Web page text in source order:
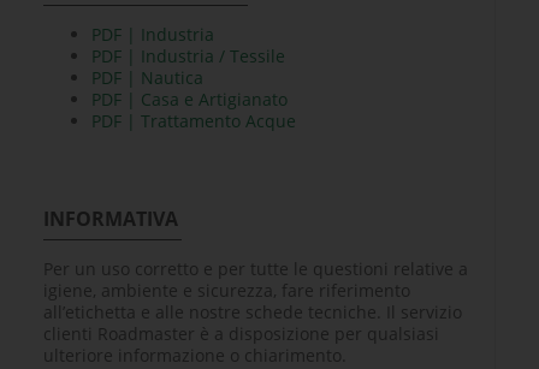
PDF | Industria
PDF | Industria / Tessile
PDF | Nautica
PDF | Casa e Artigianato
PDF | Trattamento Acque
INFORMATIVA
Per un uso corretto e per tutte le questioni relative a
igiene, ambiente e sicurezza, fare riferimento
all’etichetta e alle nostre schede tecniche. Il servizio
clienti Roadmaster è a disposizione per qualsiasi
ulteriore informazione o chiarimento.